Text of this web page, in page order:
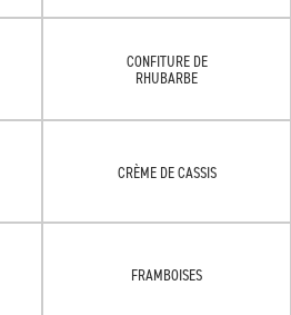
CONFITURE DE
RHUBARBE
CRÈME DE CASSIS
FRAMBOISES